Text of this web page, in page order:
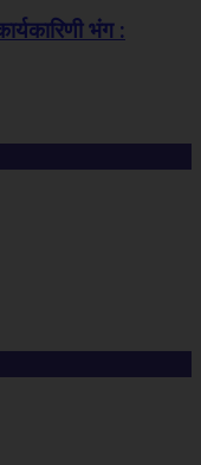
भंग :